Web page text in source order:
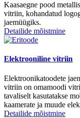
Kaasaegne pood
vitriin, kohandatud
jaemüügiks.
Detailide mõistmine
Elektrooniline vitriin
Elektroonikatoodete
vitriin on omamoodi
tavaliselt kasutatakse
kaamerate ja muude
Detailide mõistmine